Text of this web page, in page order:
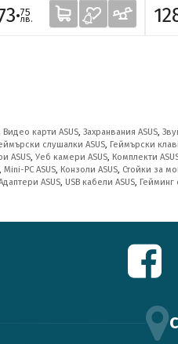
75
лв.
Видео карти ASUS, Захранвания ASUS,
слушалки ASUS, Геймърски
ASUS, Уеб камери ASUS, Комплекти
, Mini-PC ASUS, Конзоли ASUS, Стойки за
ASUS, USB кабели ASUS, Гейминг